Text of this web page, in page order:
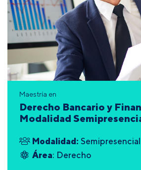
Maestría en
Derecho Bancario y
Modalidad
Modalidad: Semipresencial
Área: Derecho